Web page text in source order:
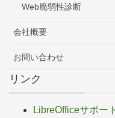
Web脆弱性診断
会社概要
お問い合わせ
リンク
LibreOfficeサポート